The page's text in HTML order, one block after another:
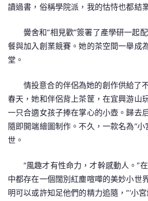
讀過書，俗稱學院派，我的怙恃也都結
黌舍和“相見歡”簽署了產學研一起
餐與加入創業競賽。她的茶空間一舉成
堂。
情投意合的伴侶為她的創作供給了
春天，她和伴侶背上茶筐，在宜興游山
一只合適女孩子捧在掌心的小壺。歸去
隨即開端繪圖制作。不久，一款名為“小
世。
“風趣才有性命力，才幹感動人。”
中都存在一個闊別紅塵喧嘩的美妙小世
明可以或許知足他們的精力追隨，“‘小